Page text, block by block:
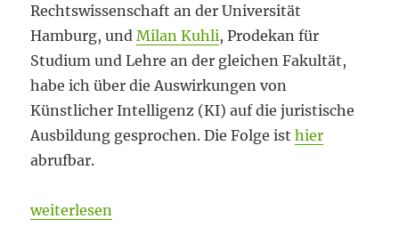
Rechtswissenschaft an der Universität
Hamburg, undMilan Kuhli, Prodekan für
Studium und Lehre an der gleichen Fakultät,
habe ich über die Auswirkungen von
Künstlicher Intelligenz (KI) auf die juristische
Ausbildung gesprochen. Die Folge isthier
abrufbar.
„Mit einem (verpassten) Jubiläum in die
weiterlesen